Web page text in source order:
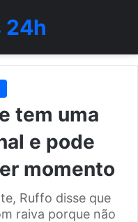
24h
tem uma
e pode
momento
Ruffo disse que
raiva porque não